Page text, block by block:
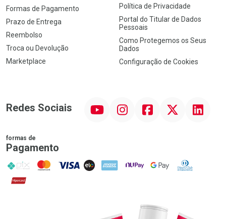
Formas de Pagamento
Prazo de Entrega
Reembolso
Troca ou Devolução
Marketplace
Política de Privacidade
Portal do Titular de Dados
Pessoais
Como Protegemos os Seus
Dados
Configuração de Cookies
Redes Sociais InstagramFacebook Linkedin
formas de
Pagamento
PIX MasterCard
VISA ELO AMEX NuPay Google PayDiners Club
Hipercard
Promoção em Destaque